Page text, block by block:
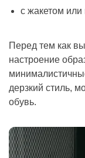
с жакетом или
Перед тем как
настроение
дерзкий стиль,
обувь.